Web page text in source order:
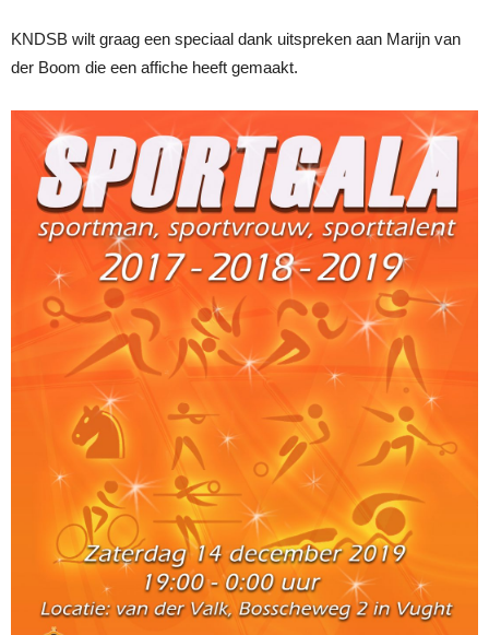
KNDSB wilt graag een speciaal dank uitspreken aan Marijn van
der Boom die een affiche heeft gemaakt.